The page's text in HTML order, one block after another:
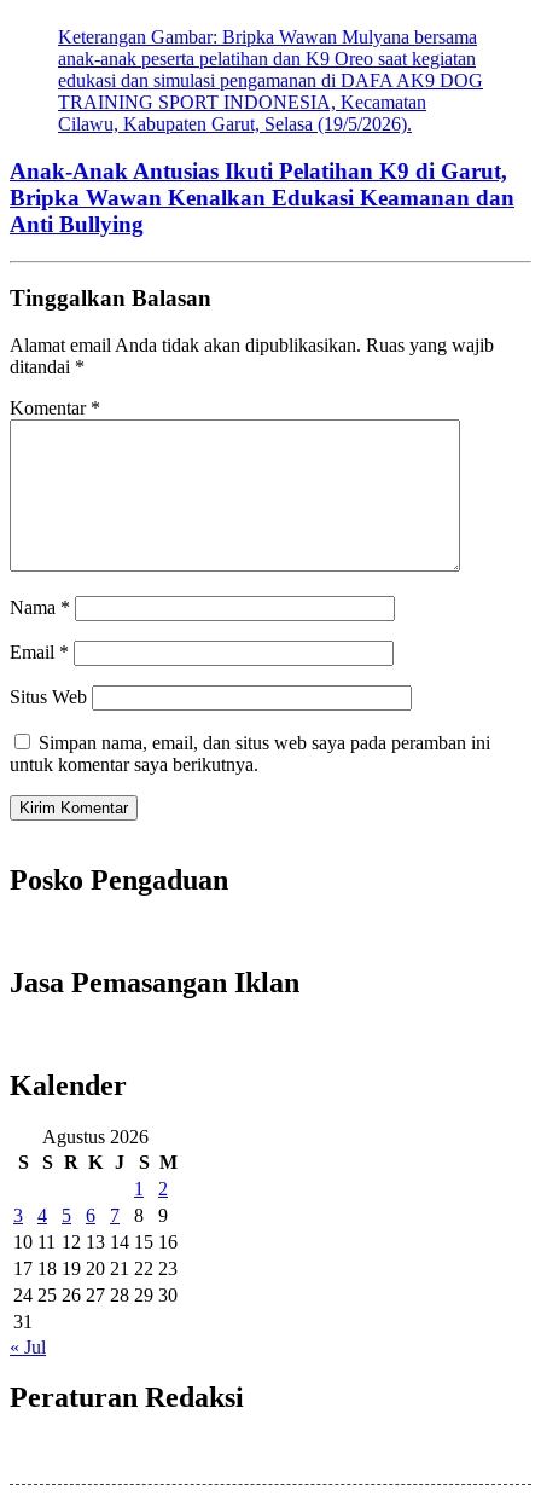
Keterangan Gambar: Bripka Wawan Mulyana bersama
anak-anak peserta pelatihan dan K9 Oreo saat kegiatan
edukasi dan simulasi pengamanan di DAFA AK9 DOG
TRAINING SPORT INDONESIA, Kecamatan
Cilawu, Kabupaten Garut, Selasa (19/5/2026).
Anak-Anak Antusias Ikuti Pelatihan K9 di Garut,
Bripka Wawan Kenalkan Edukasi Keamanan dan
Anti Bullying
Tinggalkan Balasan
Alamat email Anda tidak akan dipublikasikan. Ruas yang wajib
ditandai *
Komentar *
Nama *
Email *
Situs Web
Simpan nama, email, dan situs web saya pada peramban ini
untuk komentar saya berikutnya.
Posko Pengaduan
Jasa Pemasangan Iklan
Kalender
Agustus 2026
S
S R K J S M
1
2
3
4 5 6 7 8
9
10 11 12 13 14 15 16
17 18 19 20 21 22 23
24 25 26 27 28 29 30
31
« Jul
Peraturan Redaksi